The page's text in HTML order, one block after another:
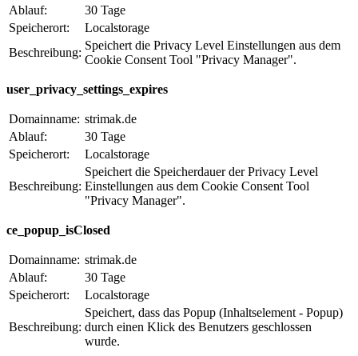
Ablauf:
30 Tage
Speicherort:
Localstorage
Beschreibung:
Speichert die Privacy Level Einstellungen aus dem
Cookie Consent Tool "Privacy Manager".
user_privacy_settings_expires
Domainname: strimak.de
Ablauf:
30 Tage
Speicherort:
Localstorage
Beschreibung:
Speichert die Speicherdauer der Privacy Level
Einstellungen aus dem Cookie Consent Tool
"Privacy Manager".
ce_popup_isClosed
Domainname: strimak.de
Ablauf:
30 Tage
Speicherort:
Localstorage
Beschreibung:
Speichert, dass das Popup (Inhaltselement - Popup)
durch einen Klick des Benutzers geschlossen
wurde.